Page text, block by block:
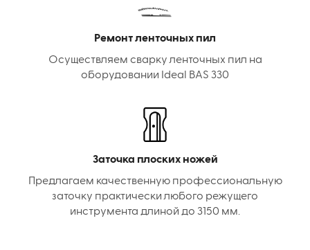
Ремонт ленточных пил
Осуществляем сварку ленточных пил на
оборудовании Ideal BAS 330
Заточка плоских ножей
Предлагаем качественную профессиональную
заточку практически любого режущего
инструмента длиной до 3150 мм.